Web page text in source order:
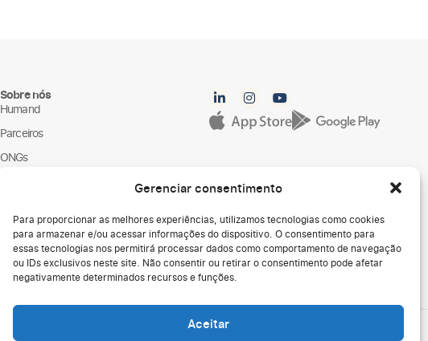
Gerenciar consentimento
Para proporcionar as melhores experiências, utilizamos tecnologias como cookies
para armazenar e/ou acessar informações do dispositivo. O consentimento para
essas tecnologias nos permitirá processar dados como comportamento de navegação
ou IDs exclusivos neste site. Não consentir ou retirar o consentimento pode afetar
negativamente determinados recursos e funções.
Aceitar
Sobre nós
Humand
Parceiros
ONGs